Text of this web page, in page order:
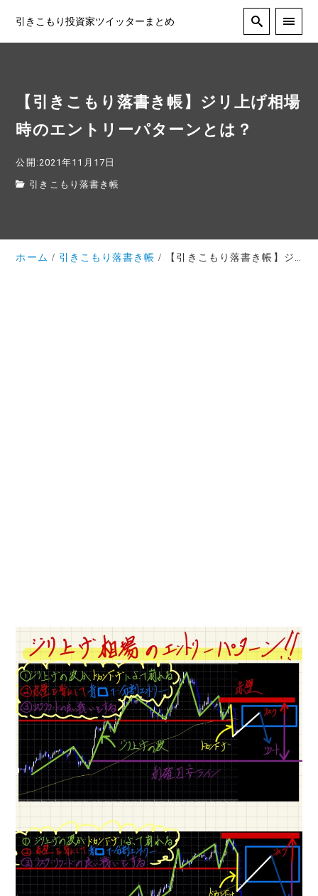
引きこもり投資家ツイッターまとめ
【引きこもり落書き帳】ジリ上げ相場
時のエントリーパターンとは？
公開:2021年11月17日
引きこもり落書き帳
ホーム 引きこもり落書き帳 【引きこもり落書き帳】ジリ上げ相場時のエントリーパターンとは？